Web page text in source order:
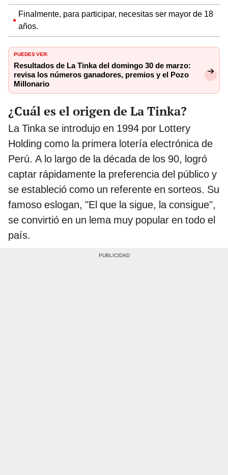
Finalmente, para participar, necesitas ser mayor de 18
años.
PUEDES VER:
Resultados de La Tinka del domingo 30 de marzo:
revisa los números ganadores, premios y el Pozo
Millonario
¿Cuál es el origen de La Tinka?
La Tinka se introdujo en 1994 por Lottery
Holding como la primera lotería electrónica de
Perú. A lo largo de la década de los 90, logró
captar rápidamente la preferencia del público y
se estableció como un referente en sorteos. Su
famoso eslogan, "El que la sigue, la consigue",
se convirtió en un lema muy popular en todo el
país.